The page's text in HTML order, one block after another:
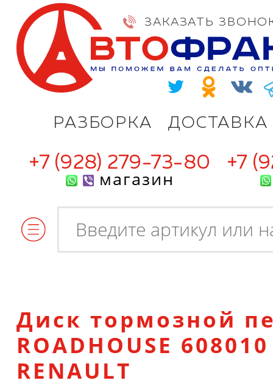
РАЗБОРКА ДОСТАВКА
ЗАКАЗАТЬ
+7 (928) 279-73-80
магазин
+7
Диск тормозной
ROADHOUSE
RENAULT